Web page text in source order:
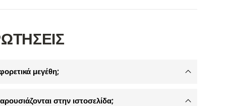
μεγέθη;
στην ιστοσελίδα;